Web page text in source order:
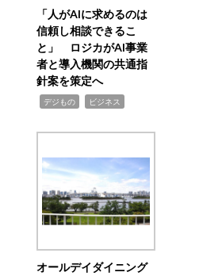
「人がAIに求めるのは
信頼し相談できるこ
と」 ロジカがAI事業
者と導入機関の共通指
針案を策定へ
デジもの ビジネス
オールデイダイニング